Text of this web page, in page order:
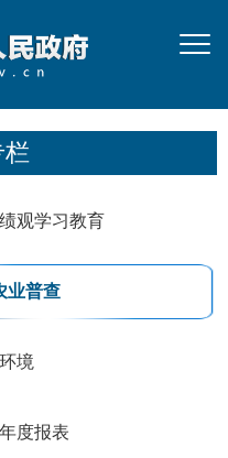
观学习教育
业普查
境
度报表